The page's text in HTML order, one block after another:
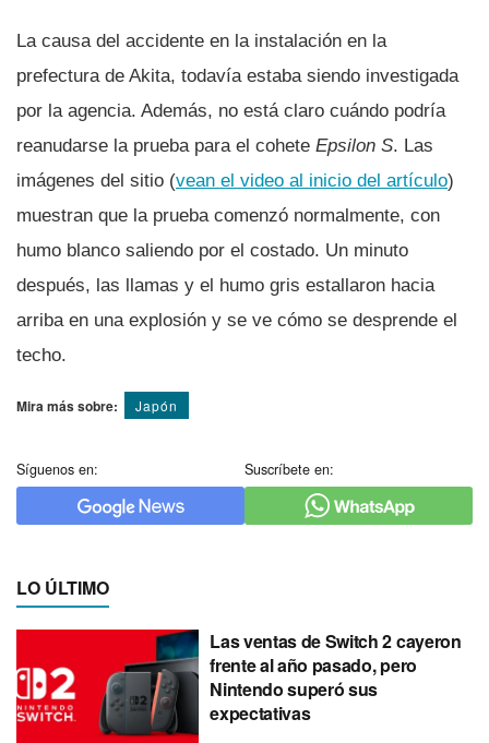
La causa del accidente en la instalación en la
prefectura de Akita, todavía estaba siendo investigada
por la agencia. Además, no está claro cuándo podría
reanudarse la prueba para el cohete Epsilon S. Las
imágenes del sitio (vean el video al inicio del artículo)
muestran que la prueba comenzó normalmente, con
humo blanco saliendo por el costado. Un minuto
después, las llamas y el humo gris estallaron hacia
arriba en una explosión y se ve cómo se desprende el
techo.
Mira más sobre: Japón
Síguenos en: Suscríbete en:
LO ÚLTIMO
Las ventas de Switch 2 cayeron
frente al año pasado, pero
Nintendo superó sus
expectativas